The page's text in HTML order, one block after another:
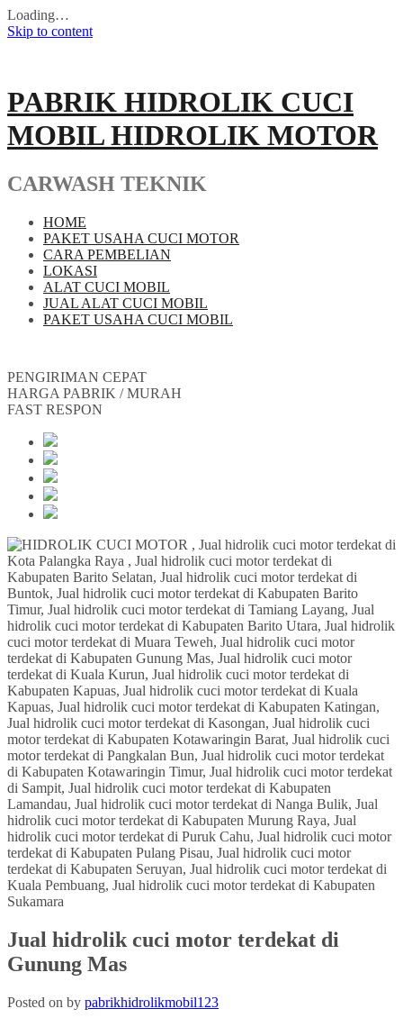
Loading…
Skip to content
PABRIK HIDROLIK CUCI
MOBIL HIDROLIK MOTOR
CARWASH TEKNIK
HOME
PAKET USAHA CUCI MOTOR
CARA PEMBELIAN
LOKASI
ALAT CUCI MOBIL
JUAL ALAT CUCI MOBIL
PAKET USAHA CUCI MOBIL
PENGIRIMAN CEPAT
HARGA PABRIK / MURAH
FAST RESPON
Jual hidrolik cuci motor terdekat di
Gunung Mas
Posted on by pabrikhidrolikmobil123